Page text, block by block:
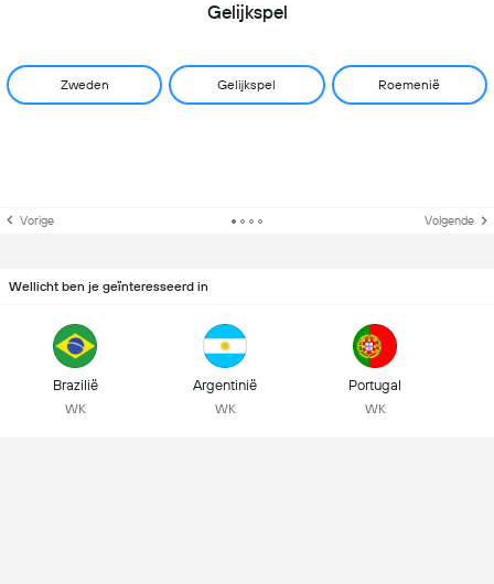
Gelijkspel
Zweden Gelijkspel Roemenië
Vorige Volgende
Wellicht ben je geïnteresseerd in
Brazilië
WK
Argentinië
WK
Portugal
WK